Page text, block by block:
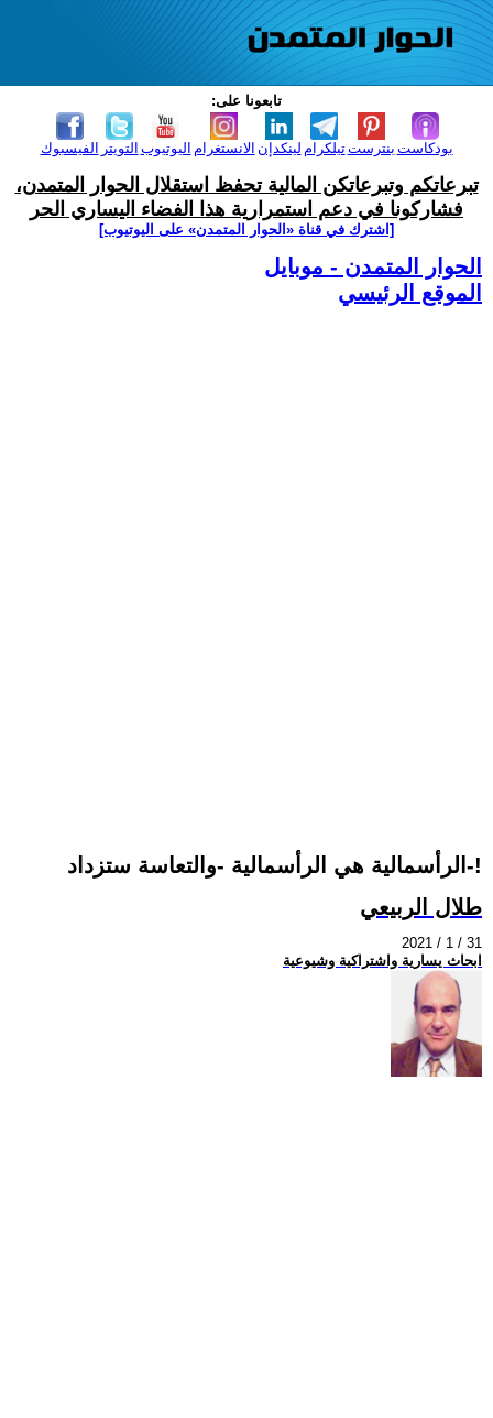
تابعونا على:
الفيسبوك التويتر اليوتيوب الانستغرام لينكدإن تيلكرامبنترست بودكاست
تبرعاتكم وتبرعاتكن المالية تحفظ استقلال الحوار المتمدن،
فشاركونا في دعم استمرارية هذا الفضاء اليساري الحر
[اشترك في قناة ‫«الحوار المتمدن» على اليوتيوب]
الحوار المتمدن - موبايل
الموقع الرئيسي
الرأسمالية هي الرأسمالية -والتعاسة ستزداد-!
طلال الربيعي
2021 / 1 / 31
ابحاث يسارية واشتراكية وشيوعية